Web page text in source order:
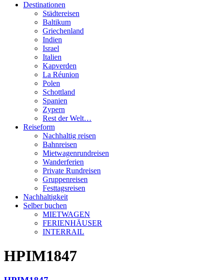
Destinationen
Städtereisen
Baltikum
Griechenland
Indien
Israel
Italien
Kapverden
La Réunion
Polen
Schottland
Spanien
Zypern
Rest der Welt…
Reiseform
Nachhaltig reisen
Bahnreisen
Mietwagenrundreisen
Wanderferien
Private Rundreisen
Gruppenreisen
Festtagsreisen
Nachhaltigkeit
Selber buchen
MIETWAGEN
FERIENHÄUSER
INTERRAIL
HPIM1847